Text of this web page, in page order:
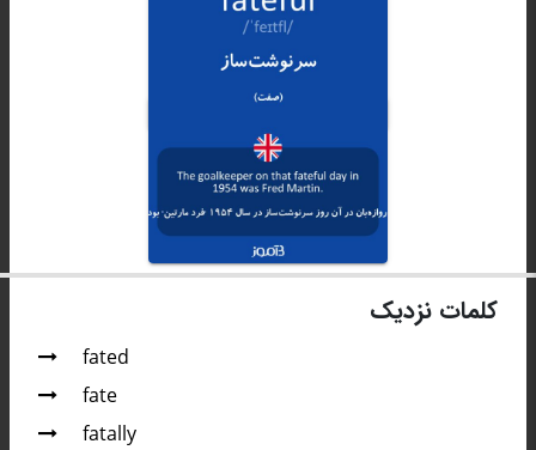
کلمات نزدیک
fated
fate
fatally